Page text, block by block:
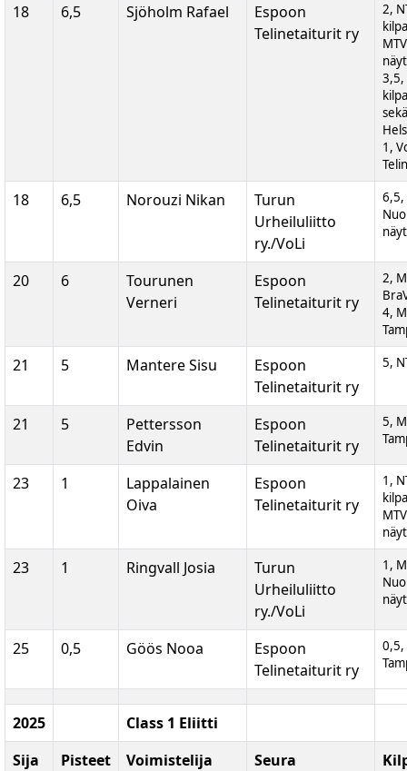
18 6,5 Sjöholm Rafael
Espoon
Telinetaiturit ry
2,
3,5,
1,
18 6,5 Norouzi Nikan
Turun
Urheiluliitto
ry./VoLi
6,5,
20 6
Tourunen
Verneri
Espoon
Telinetaiturit ry
2,
4,
21 5 Mantere Sisu
Espoon
Telinetaiturit ry
5,
21 5
Pettersson
Edvin
Espoon
Telinetaiturit ry
5,
23 1
Lappalainen
Oiva
Espoon
Telinetaiturit ry
1,
23 1 Ringvall Josia
Turun
Urheiluliitto
ry./VoLi
1,
25 0,5 Göös Nooa
Espoon
Telinetaiturit ry
0,5,
2025
Class 1 Eliitti
Sija
Pisteet Voimistelija Seura